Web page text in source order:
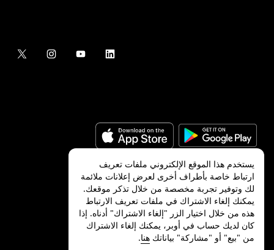
©
2026شركة Uber Technologies, Inc.‎
يستخدم هذا الموقع الإلكتروني ملفات تعريف
ارتباط خاصة بأطراف أخرى لعرض إعلانات ملائمة
لك وتوفير تجربة مخصصة من خلال تذكر موقعك.
يمكنك إلغاء الاشتراك في ملفات تعريف الارتباط
هذه من خلال اختيار الزر "إلغاء الاشتراك" أدناه. إذا
كان لديك حساب في أوبر، يمكنك إلغاء الاشتراك
من "بيع" أو "مشاركة" بياناتك هنا.